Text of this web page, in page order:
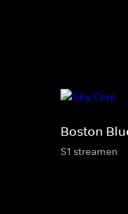
Boston
S1 streamen